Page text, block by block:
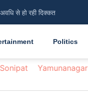
से हो रही दिक्कत
Politics
Sonipat Yamunanagar